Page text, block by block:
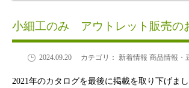
小細工のみ アウトレット販売の
2024.09.20 カテゴリ： 新着情報 商品情報・
2021年のカタログを最後に掲載を取り下げま